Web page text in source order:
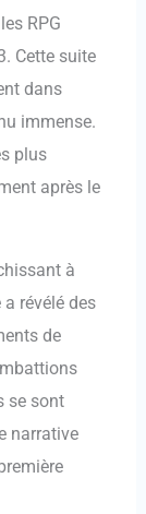
RPG
Cette suite
dans
immense.
plus
après le
à
a révélé des
de
se sont
narrative